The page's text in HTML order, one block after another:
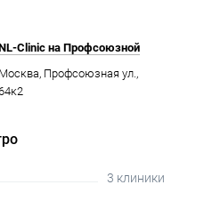
Clinic на Профсоюзной
Москва, Профсоюзная ул.,
3 клиники